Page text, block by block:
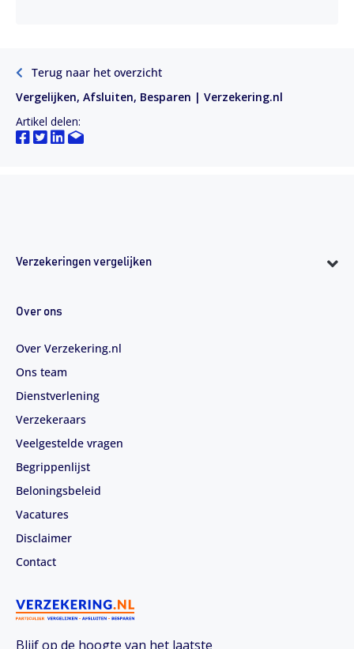
Terug naar het overzicht
Vergelijken, Afsluiten, Besparen | Verzekering.nl
Artikel delen:
Blijf op de hoogte van het laatste
Verzekeringen vergelijken
Over ons
Over Verzekering.nl
Ons team
Dienstverlening
Verzekeraars
Veelgestelde vragen
Begrippenlijst
Beloningsbeleid
Vacatures
Disclaimer
Contact